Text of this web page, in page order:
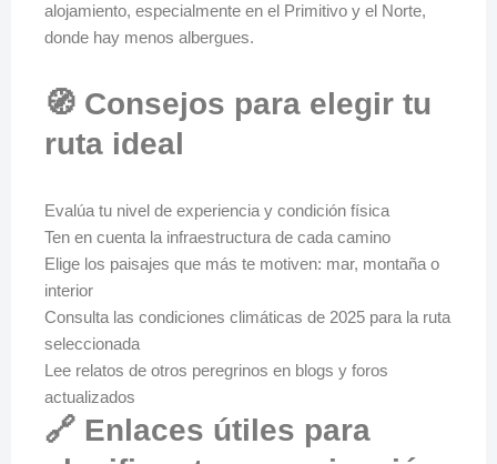
alojamiento, especialmente en el Primitivo y el Norte,
donde hay menos albergues.
🧭 Consejos para elegir tu
ruta ideal
Evalúa tu nivel de experiencia y condición física
Ten en cuenta la infraestructura de cada camino
Elige los paisajes que más te motiven: mar, montaña o
interior
Consulta las condiciones climáticas de 2025 para la ruta
seleccionada
Lee relatos de otros peregrinos en blogs y foros
actualizados
🔗 Enlaces útiles para